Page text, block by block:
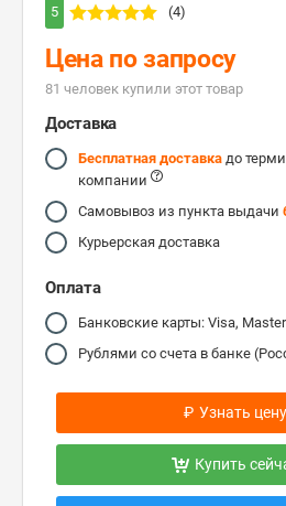
5 (4)
Цена по запросу
81 человек купили этот товар
Доставка
Бесплатная доставка до
компании
Самовывоз из пункта выдачи
Курьерская доставка
Оплата
Банковские карты: Visa,
Рублями со счета в банке
₽ Узнать цену
Купить